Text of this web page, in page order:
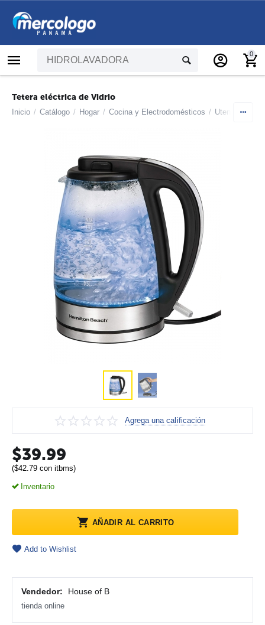
0
Tetera eléctrica de Vidrio
Inicio / Catálogo / Hogar / Cocina y Electrodomésticos / Utensilios de
Agrega una calificación
$39.99
($42.79 con itbms)
Inventario
AÑADIR AL CARRITO
Add to Wishlist
Vendedor: House of B
tienda online